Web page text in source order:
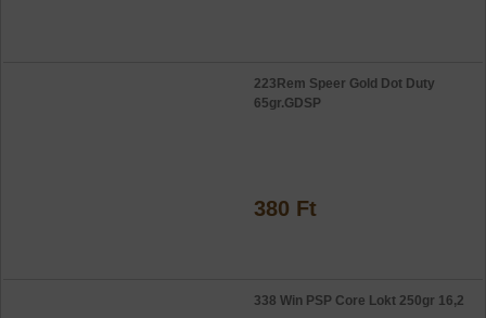
223Rem Speer Gold Dot Duty
65gr.GDSP
380 Ft
338 Win PSP Core Lokt 250gr 16,2